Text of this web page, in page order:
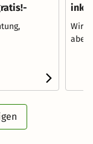
inkl.
Wir
aber